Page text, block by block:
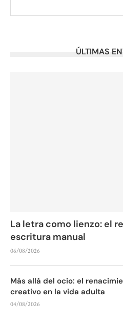
ÚLTIMAS
La letra como lienzo: el
escritura manual
06/08/2026
Más allá del ocio: el
creativo en la vida adulta
04/08/2026